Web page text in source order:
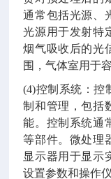
通常包括光源、
光源用于发射特
烟气吸收后的光
围，气体室用于
(4)控制系统：控
制和管理，包括
能。控制系统通
等部件。微处理
显示器用于显示
设置参数和操作